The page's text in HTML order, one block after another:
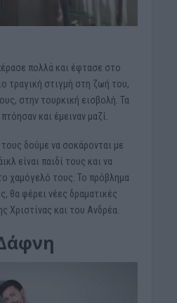
πολλά και έφτασε στο
τραγική στιγμή στη ζωή του,
στην τουρκική εισβολή. Τα
και έμειναν μαζί.
δούμε να σοκάρονται με
είναι παιδί τους και να
χαμόγελό τους. Το πρόβλημα
θα φέρει νέες δραματικές
Χριστίνας και του Ανδρέα.